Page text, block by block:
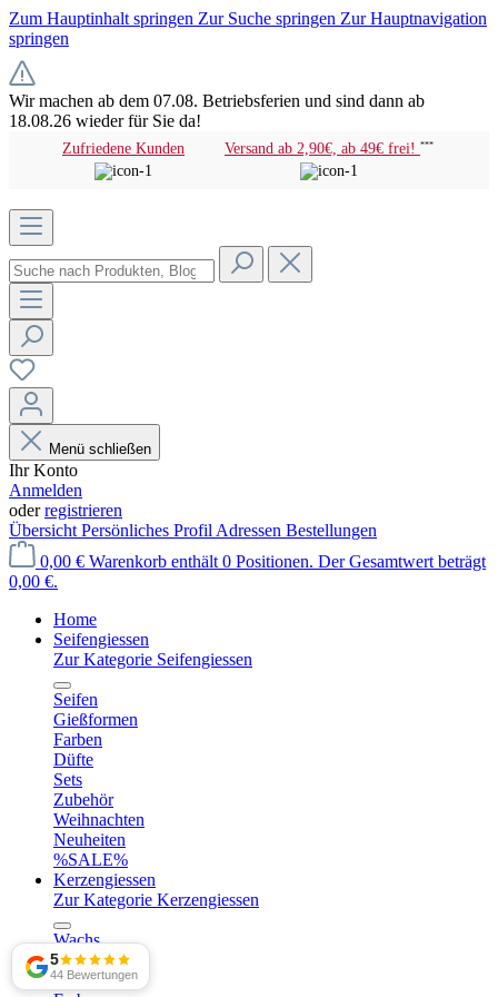
Zum Hauptinhalt springen Zur Suche springen Zur Hauptnavigation
springen
Wir machen ab dem 07.08. Betriebsferien und sind dann ab
18.08.26 wieder für Sie da!
Zufriedene Kunden Versand ab 2,90€, ab 49€ frei! ***
5
44 Bewertungen
Menü schließen
Ihr Konto
Anmelden
oderregistrieren
Übersicht Persönliches Profil Adressen Bestellungen
0,00 € Warenkorb enthält 0 Positionen. Der Gesamtwert beträgt
0,00 €.
Home
Seifengiessen
Zur Kategorie Seifengiessen
Seifen
Gießformen
Farben
Düfte
Sets
Zubehör
Weihnachten
Neuheiten
%SALE%
Kerzengiessen
Zur Kategorie Kerzengiessen
Wachs
Gießformen
Dochte